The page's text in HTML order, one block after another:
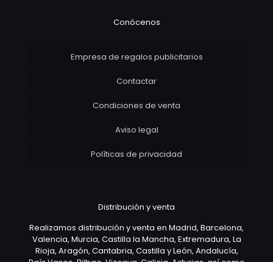
Conócenos
Empresa de regalos publicitarios
Contactar
Condiciones de venta
Aviso legal
Políticas de privacidad
Distribución y venta
Realizamos distribución y venta en Madrid, Barcelona,
Valencia, Murcia, Castilla la Mancha, Extremadura, La
Rioja, Aragón, Cantabria, Castilla y León, Andalucía,